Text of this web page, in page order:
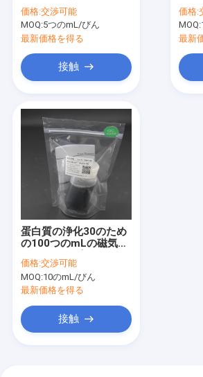
μm 20%の容積の比率
価格:交渉可能
MOQ:5つのmL/びん
最新価格を得る
接触
活動
価格:
MOQ:
最新
蛋白質の浄化30のため
の100つのmLの磁気ア
μm 50%の容積の比率
価格:交渉可能
MOQ:10のmL/びん
最新価格を得る
接触